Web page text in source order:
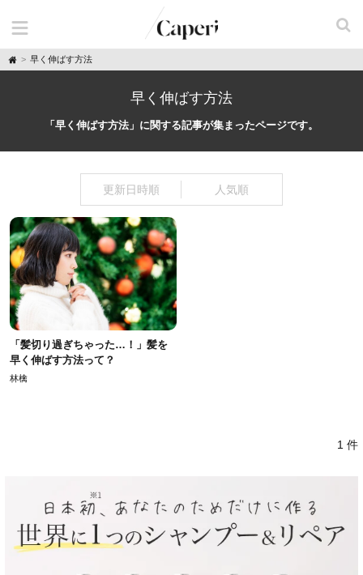
H
o
早く伸ばす方法
早く伸ばす方法
「早く伸ばす方法」に関する記事が集まったページです。
更新日時順 人気順
「髪切り過ぎちゃった…！」髪を
早く伸ばす方法って？
林檎
1 件